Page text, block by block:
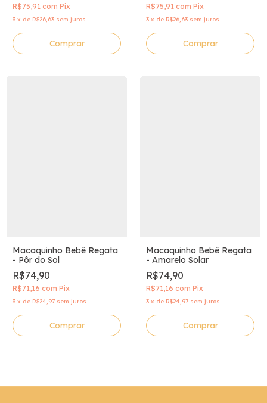
R$75,91 com Pix
3 x de R$26,63 sem juros
Comprar
R$75,91 com Pix
3 x de R$26,63 sem juros
Comprar
Macaquinho Bebê Regata
- Pôr do Sol
R$74,90
R$71,16 com Pix
3 x de R$24,97 sem juros
Comprar
Macaquinho Bebê Regata
- Amarelo Solar
R$74,90
R$71,16 com Pix
3 x de R$24,97 sem juros
Comprar